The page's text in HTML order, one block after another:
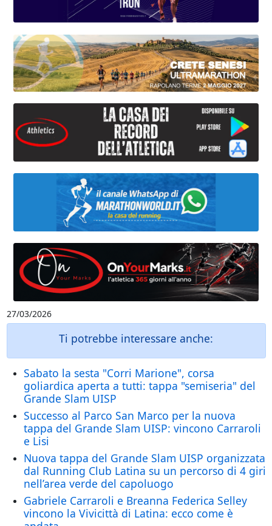
27/03/2026
Ti potrebbe interessare anche:
Sabato la sesta "Corri Marione", corsa
goliardica aperta a tutti: tappa "semiseria" del
Grande Slam UISP
Successo al Parco San Marco per la nuova
tappa del Grande Slam UISP: vincono Carraroli
e Lisi
Nuova tappa del Grande Slam UISP organizzata
dal Running Club Latina su un percorso di 4 giri
nell’area verde del capoluogo
Gabriele Carraroli e Breanna Federica Selley
vincono la Vivicittà di Latina: ecco come è